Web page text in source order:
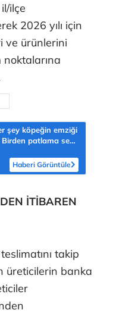
ilçe
2026 yılı için
ve ürünlerini
şey köpeğin emziği
Birden patlama sesi
Haberi Görüntüle
İTİBAREN
takip
üreticilerin banka